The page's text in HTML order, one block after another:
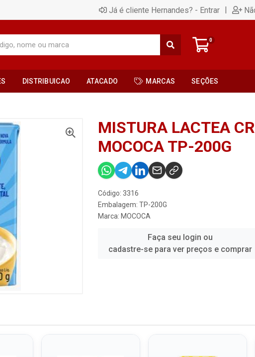
Já é cliente Hernandes? - Entrar |
0
DISTRIBUICAO ATACADO MARCAS SEÇÕES
MISTURA LACTEA
MOCOCA TP-200G
Código: 3316
Embalagem: TP-200G
Marca: MOCOCA
Faça seu login ou
cadastre-se para ver preços e comprar